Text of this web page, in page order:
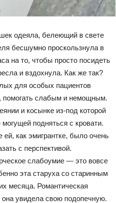
одеяла, белеющий в свете
бесшумно проскользнула в
на то, чтобы просто посидеть
и вздохнула. Как же так?
для особых пациентов
помогать слабым и немощным.
и косынке из-под которой
подняться с кровати.
как эмигрантке, было очень
с перспективой.
слабоумие — это вовсе
эта старуха со старинным
месяца. Романтическая
увидела свою подопечную.